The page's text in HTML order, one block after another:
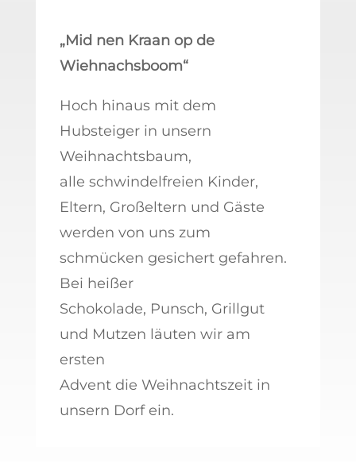
„Mid nen Kraan op de
Wiehnachsboom“
Hoch hinaus mit dem
Hubsteiger in unsern
Weihnachtsbaum,
alle schwindelfreien Kinder,
Eltern, Großeltern und Gäste
werden von uns zum
schmücken gesichert gefahren.
Bei heißer
Schokolade, Punsch, Grillgut
und Mutzen läuten wir am
ersten
Advent die Weihnachtszeit in
unsern Dorf ein.